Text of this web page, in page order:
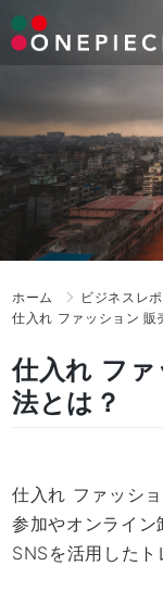
Skip
to
ホーム
ビジネスレ
仕入れ ファッション 販
仕入れ フ
法とは？
仕入れ ファッシ
参加やオンライン
SNSを活用したト